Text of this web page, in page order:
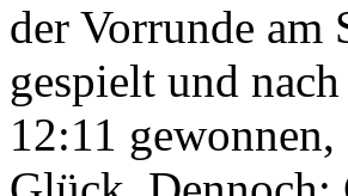
der Vorrunde am
gespielt und
12:11